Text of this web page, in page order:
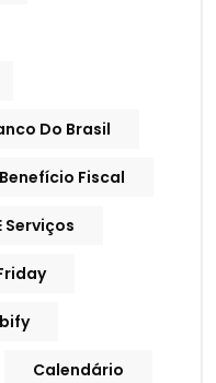
Do Brasil
Benefício Fiscal
Serviços
Calendário